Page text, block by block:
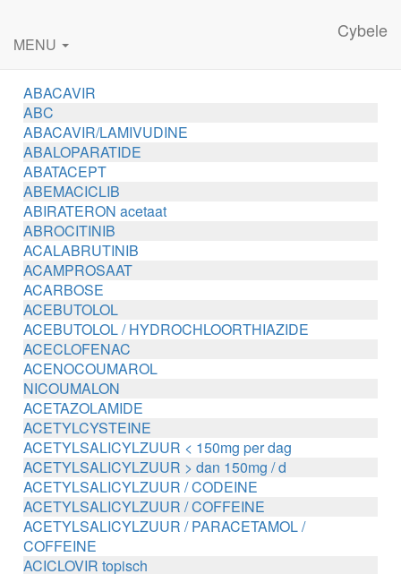
Cybele
MENU
ABACAVIR
ABC
ABACAVIR/LAMIVUDINE
ABALOPARATIDE
ABATACEPT
ABEMACICLIB
ABIRATERON acetaat
ABROCITINIB
ACALABRUTINIB
ACAMPROSAAT
ACARBOSE
ACEBUTOLOL
ACEBUTOLOL / HYDROCHLOORTHIAZIDE
ACECLOFENAC
ACENOCOUMAROL
NICOUMALON
ACETAZOLAMIDE
ACETYLCYSTEINE
ACETYLSALICYLZUUR < 150mg per dag
ACETYLSALICYLZUUR > dan 150mg / d
ACETYLSALICYLZUUR / CODEINE
ACETYLSALICYLZUUR / COFFEINE
ACETYLSALICYLZUUR / PARACETAMOL /
COFFEINE
ACICLOVIR topisch